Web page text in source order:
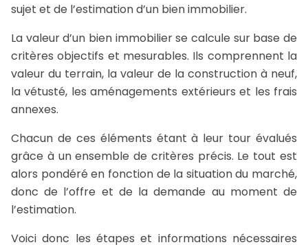
sujet et de l’estimation d’un bien immobilier.
La valeur d’un bien immobilier se calcule sur base de
critères objectifs et mesurables. Ils comprennent la
valeur du terrain, la valeur de la construction à neuf,
la vétusté, les aménagements extérieurs et les frais
annexes.
Chacun de ces éléments étant à leur tour évalués
grâce à un ensemble de critères précis. Le tout est
alors pondéré en fonction de la situation du marché,
donc de l’offre et de la demande au moment de
l’estimation.
Voici donc les étapes et informations nécessaires